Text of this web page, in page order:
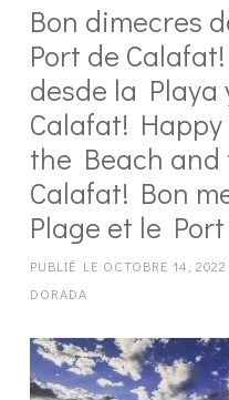
Bon dimecres
Port de
desde la Playa
Calafat!
the Beach
Calafat! Bon
Plage et le
PUBLIÉ LE OCTOBRE 14, 2022
DORADA